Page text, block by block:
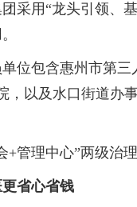
用“龙头引领、基
包含惠州市第三
，以及水口街道办
理中心”两级治理
省心省钱